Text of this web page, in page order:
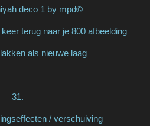
deco 1 by mpd©
terug naar je 800 afbeelding
als nieuwe laag
31.
/ verschuiving